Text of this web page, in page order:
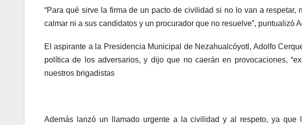
“Para qué sirve la firma de un pacto de civilidad si no lo van a respetar,
calmar ni a sus candidatos y un procurador que no resuelve”, puntualizó
El aspirante a la Presidencia Municipal de Nezahualcóyotl, Adolfo
política de los adversarios, y dijo que no caerán en provocaciones,
nuestros brigadistas
Además lanzó un llamado urgente a la civilidad y al respeto, ya que